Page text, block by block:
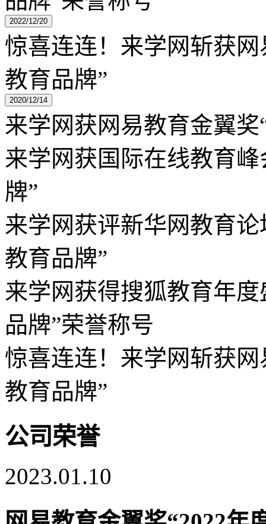
2022/12/20
惊喜连连！来学网斩获
教育品牌”
2020/12/14
来学网获网易教育金翼
来学网获国际在线教育
牌”
来学网获评新华网教育论
教育品牌”
来学网获得搜狐教育年
品牌”荣誉称号
惊喜连连！来学网斩获
教育品牌”
公司荣誉
2023.01.10